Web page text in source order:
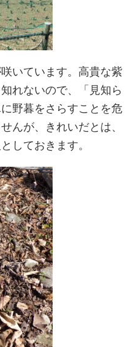
いています。高貴な紫
れないので、「見知ら
野暮をさらすことを危
んが、きれいだとは、
しておきます。